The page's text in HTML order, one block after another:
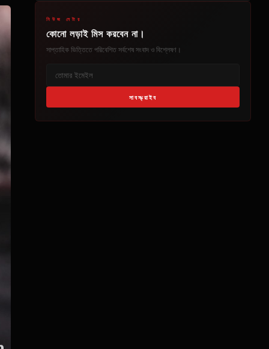
নিউজ লেটার
কোনো লড়াই মিস করবেন না।
সাপ্তাহিক ভিত্তিতে পরিবেশিত সর্বশেষ সংবাদ ও বিশ্লেষণ।
সাবস্ক্রাইব